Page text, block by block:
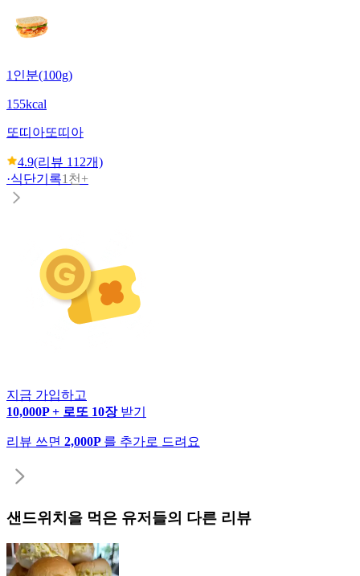
1인분(100g)
155kcal
또띠아또띠아
4.9(리뷰 112개)
·식단기록1천+
지금 가입하고
10,000P + 로또 10장 받기
리뷰 쓰면 2,000P 를 추가로 드려요
샌드위치 을 먹은 유저들의 다른 리뷰